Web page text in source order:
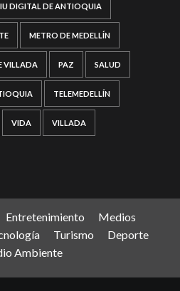
IU DIGITAL DE ANTIOQUIA
METRO DE MEDELLÍN
VILLADA PAZ SALUD
TELEMEDELLÍN
VIDA VILLADA
Entretenimiento
Medios
Turismo
Deporte
Ambiente